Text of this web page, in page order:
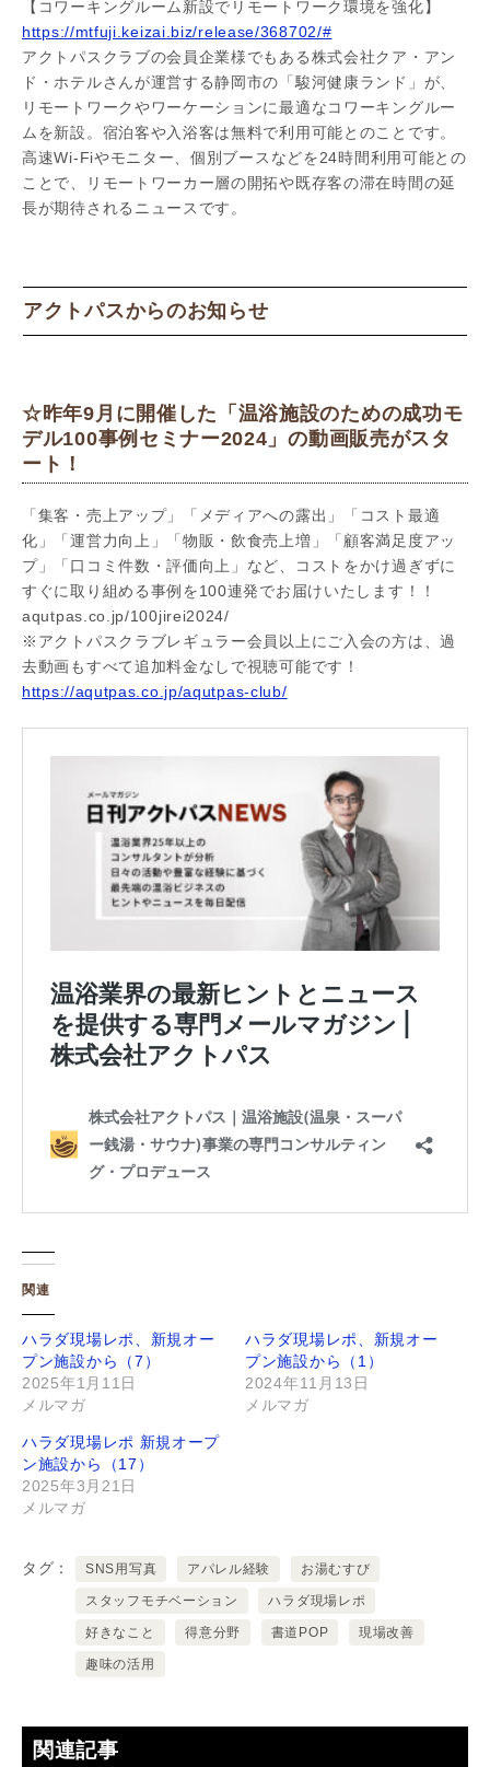
【コワーキングルーム新設でリモートワーク環境を強化】
https://mtfuji.keizai.biz/release/368702/#
アクトパスクラブの会員企業様でもある株式会社クア・アン
ド・ホテルさんが運営する静岡市の「駿河健康ランド」が、
リモートワークやワーケーションに最適なコワーキングルー
ムを新設。宿泊客や入浴客は無料で利用可能とのことです。
高速Wi-Fiやモニター、個別ブースなどを24時間利用可能との
ことで、リモートワーカー層の開拓や既存客の滞在時間の延
長が期待されるニュースです。
アクトパスからのお知らせ
☆昨年9月に開催した「温浴施設のための成功モ
デル100事例セミナー2024」の動画販売がスタ
ート！
「集客・売上アップ」「メディアへの露出」「コスト最適
化」「運営力向上」「物販・飲食売上増」「顧客満足度アッ
プ」「口コミ件数・評価向上」など、コストをかけ過ぎずに
すぐに取り組める事例を100連発でお届けいたします！！
aqutpas.co.jp/100jirei2024/
※アクトパスクラブレギュラー会員以上にご入会の方は、過
去動画もすべて追加料金なしで視聴可能です！
https://aqutpas.co.jp/aqutpas-club/
関連
ハラダ現場レポ、新規オー
プン施設から（7）
2025年1月11日
メルマガ
ハラダ現場レポ、新規オー
プン施設から（1）
2024年11月13日
メルマガ
ハラダ現場レポ 新規オープ
ン施設から（17）
2025年3月21日
メルマガ
タグ SNS用写真 アパレル経験 お湯むすび
スタッフモチベーション ハラダ現場レポ
好きなこと 得意分野 書道POP 現場改善
趣味の活用
関連記事